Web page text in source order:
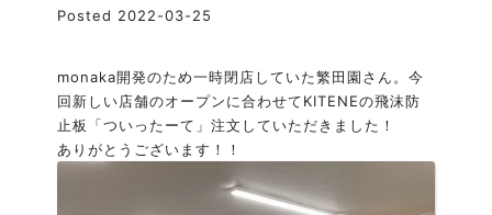
Posted 2022-03-25
monaka開発のため一時閉店していた繁田園さん。今
回新しい店舗のオープンに合わせてKITENEの飛沫防
止板「ついったーて」注文していただきました！
ありがとうございます！！